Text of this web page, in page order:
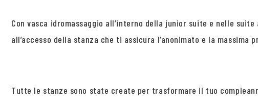
Con vasca idromassaggio all’interno della junior suite e nelle
all’accesso della stanza che ti assicura l’anonimato e la massima
Tutte le stanze sono state create per trasformare il tuo